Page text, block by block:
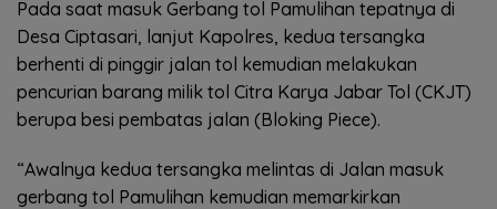
Pada saat masuk Gerbang tol Pamulihan tepatnya di
Desa Ciptasari, lanjut Kapolres, kedua tersangka
berhenti di pinggir jalan tol kemudian melakukan
pencurian barang milik tol Citra Karya Jabar Tol (CKJT)
berupa besi pembatas jalan (Bloking Piece).
“Awalnya kedua tersangka melintas di Jalan masuk
gerbang tol Pamulihan kemudian memarkirkan